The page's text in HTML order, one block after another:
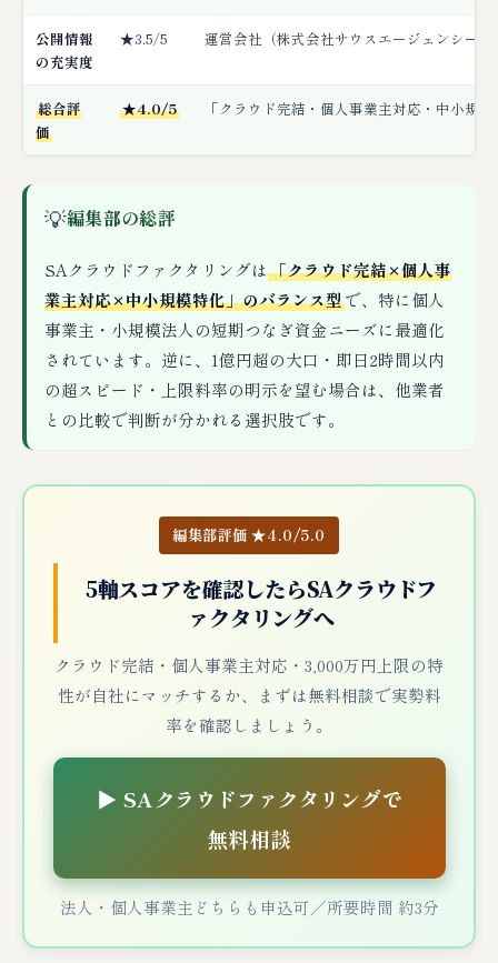
公開情報
の充実度
★3.5/5 運営会社（株式会社サウスエージェンシー
総合評
価
★4.0/5 「クラウド完結・個人事業主対応・中小規
💡編集部の総評
SAクラウドファクタリングは「クラウド完結×個人事
業主対応×中小規模特化」のバランス型で、特に個人
事業主・小規模法人の短期つなぎ資金ニーズに最適化
されています。逆に、1億円超の大口・即日2時間以内
の超スピード・上限料率の明示を望む場合は、他業者
との比較で判断が分かれる選択肢です。
編集部評価 ★4.0/5.0
5軸スコアを確認したらSAクラウドフ
ァクタリングへ
クラウド完結・個人事業主対応・3,000万円上限の特
性が自社にマッチするか、まずは無料相談で実勢料
率を確認しましょう。
▶ SAクラウドファクタリングで
無料相談
法人・個人事業主どちらも申込可／所要時間 約3分